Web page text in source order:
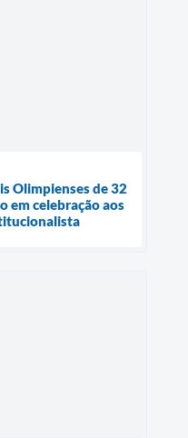
Olimpienses de 32
em celebração aos